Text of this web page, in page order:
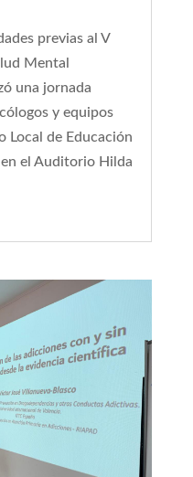
previas al V
Mental
una jornada
y equipos
Local de Educación
en el Auditorio Hilda